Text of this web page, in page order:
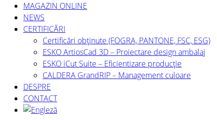
MAGAZIN ONLINE
NEWS
CERTIFICĂRI
Certificări obținute (FOGRA, PANTONE, FSC, ESG)
ESKO ArtiosCad 3D – Proiectare design ambalaj
ESKO iCut Suite – Eficientizare producție
CALDERA GrandRIP – Management culoare
DESPRE
CONTACT